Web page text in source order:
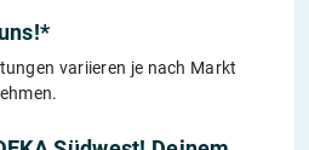
variieren je nach Markt